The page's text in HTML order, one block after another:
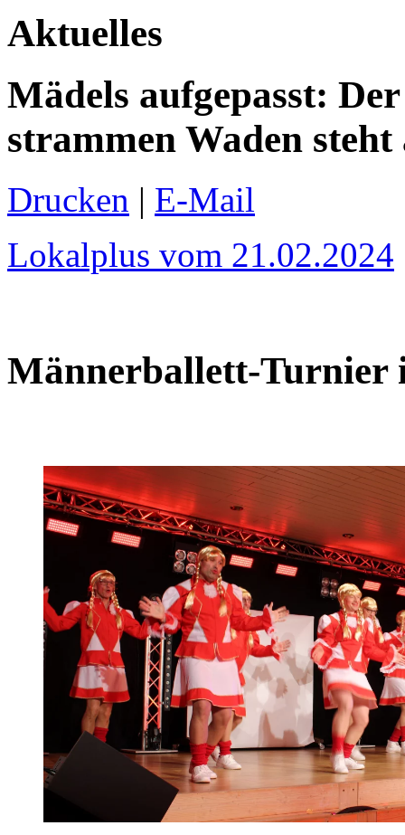
Aktuelles
Mädels aufgepasst:
strammen Waden steht
Drucken | E-Mail
Lokalplus vom 21.02.2024
Männerballett-Turnier